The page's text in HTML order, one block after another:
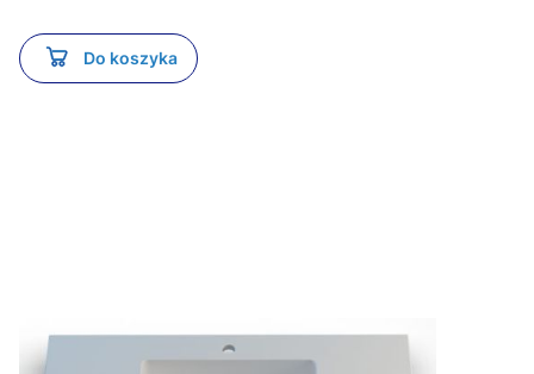
Do koszyka